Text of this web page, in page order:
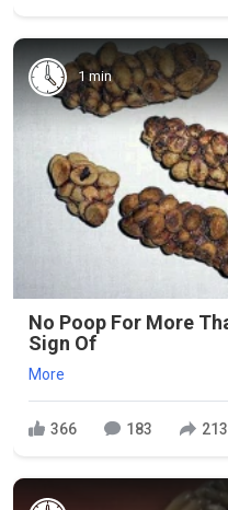
1 min
No Poop For More
Sign Of
More
366 183 213